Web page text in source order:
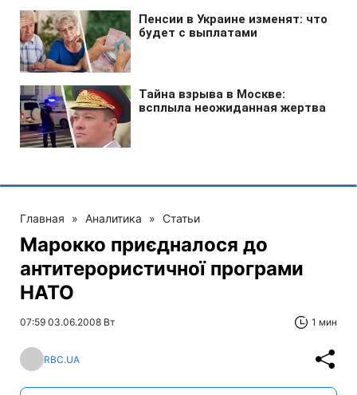
Главная » Аналитика » Статьи
Марокко приєдналося до
антитерористичної програми
НАТО
07:59 03.06.2008 Вт 1 мин
RBC.UA